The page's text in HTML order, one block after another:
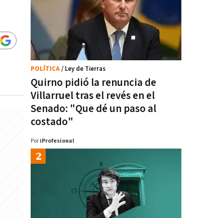
Quirno pidió la renuncia de
Villarruel tras el revés en el
Senado: "Que dé un paso al
costado"
POLÍTICA/ Ley de Tierras
Por iProfesional